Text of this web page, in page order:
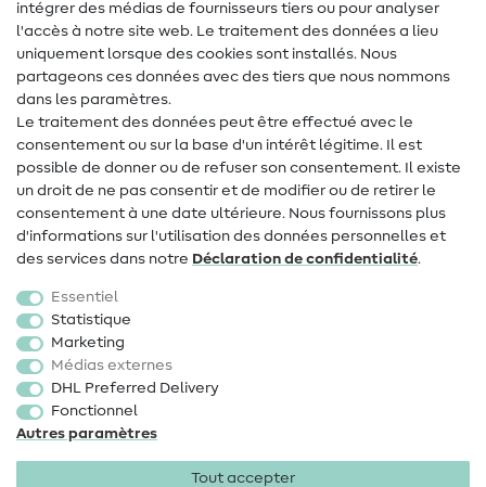
Aide & contact
Contact
Changement de propriétaire
FAQ
Droit de rétractation
Populaire
Accessoires de couture
Promotions
intégrer des médias de fournisseurs tiers ou pour analyser
l'accès à notre site web. Le traitement des données a lieu
uniquement lorsque des cookies sont installés. Nous
partageons ces données avec des tiers que nous nommons
dans les paramètres.
Le traitement des données peut être effectué avec le
consentement ou sur la base d'un intérêt légitime. Il est
possible de donner ou de refuser son consentement. Il existe
un droit de ne pas consentir et de modifier ou de retirer le
consentement à une date ultérieure. Nous fournissons plus
d'informations sur l'utilisation des données personnelles et
des services dans notre Déclaration de confidentialité.
Essentiel
Statistique
Marketing
Médias externes
DHL Preferred Delivery
Fonctionnel
Autres paramètres
Tout accepter